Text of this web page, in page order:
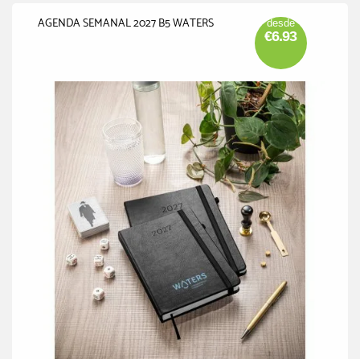
AGENDA SEMANAL 2027 B5 WATERS desde
€6.93